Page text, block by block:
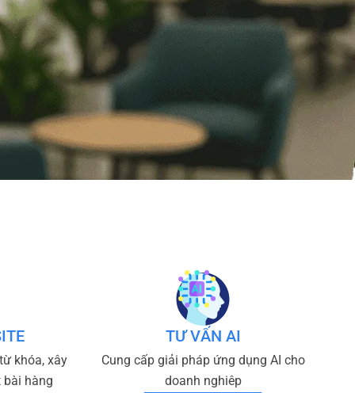
khóa, xây
bài hàng
TƯ VẤN AI
Cung cấp giải pháp ứng dụng AI cho
doanh nghiêp